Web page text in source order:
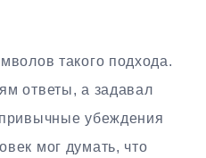
такого подхода.
ответы, а задавал
убеждения
мог думать, что